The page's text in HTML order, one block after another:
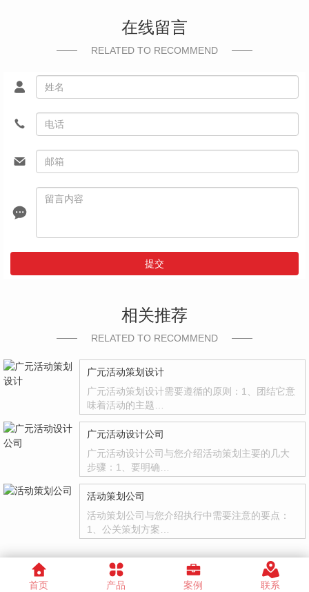
在线留言
RELATED TO RECOMMEND
提交
相关推荐
RELATED TO RECOMMEND
广元活动策划设计
广元活动策划设计需要遵循的原则：1、团结它意
味着活动的主题…
广元活动设计公司
广元活动设计公司与您介绍活动策划主要的几大
步骤：1、要明确…
活动策划公司
活动策划公司与您介绍执行中需要注意的要点：
1、公关策划方案…
首页 产品 案例 联系